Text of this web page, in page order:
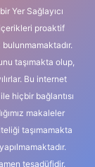
Yer Sağlayıcı
proaktif
taşımakta olup,
Bu internet
hiçbir bağlantısı
makaleler
taşımamakta
tesadüfidir.